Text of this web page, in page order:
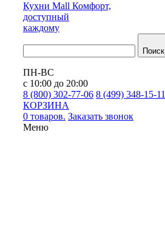
Кухни Mall Комфорт,
доступный
каждому
Поиск
ПН-ВС
с 10:00 до 20:00
8 (800) 302-77-06 8 (499) 348-15-11
КОРЗИНА
0 товаров. Заказать звонок
Меню